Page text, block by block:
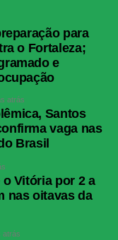
para
o Fortaleza;
e
atrás
Santos
vaga nas
Brasil
Vitória por 2 a
nas oitavas da
atrás